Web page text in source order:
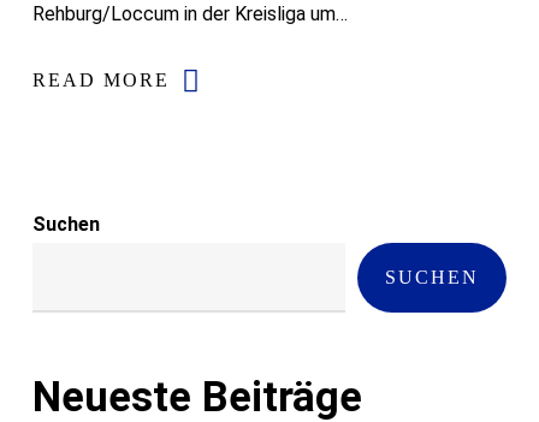
Rehburg/Loccum in der Kreisliga um…
READ MORE
Suchen
SUCHEN
Neueste Beiträge